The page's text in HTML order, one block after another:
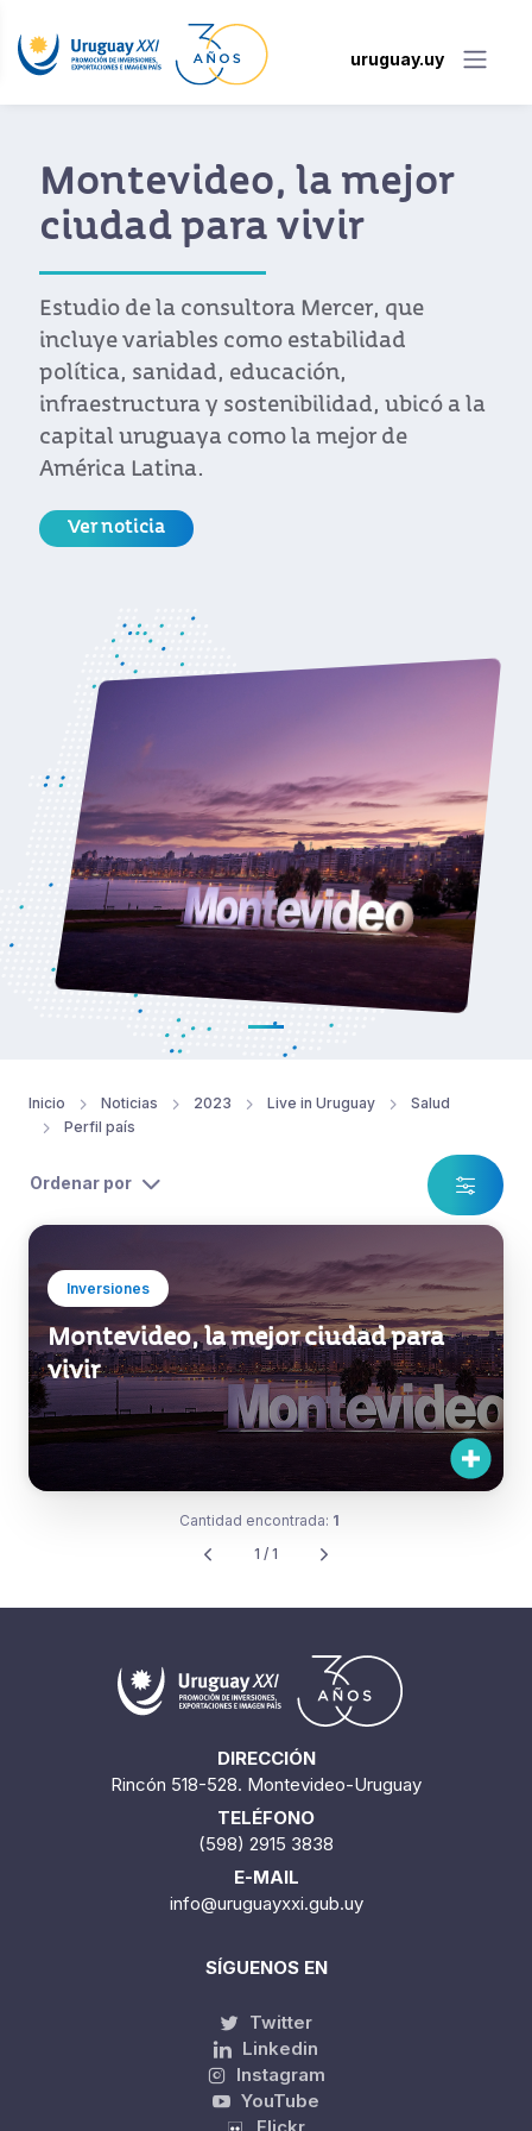
uruguay.uy
Montevideo, la mejor
ciudad para vivir
Estudio de la consultora Mercer, que
incluye variables como estabilidad
política, sanidad, educación,
infraestructura y sostenibilidad, ubicó a la
capital uruguaya como la mejor de
América Latina.
Ver noticia
Inicio Noticias 2023 Live in Uruguay
Salud
Perfil país
Ordenar por
Inversiones
Montevideo, la mejor ciudad para
vivir
Cantidad encontrada: 1
1 / 1
DIRECCIÓN
Rincón 518-528. Montevideo-Uruguay
TELÉFONO
(598) 2915 3838
E-MAIL
info@uruguayxxi.gub.uy
SÍGUENOS EN
Twitter
Linkedin
Instagram
YouTube
Flickr